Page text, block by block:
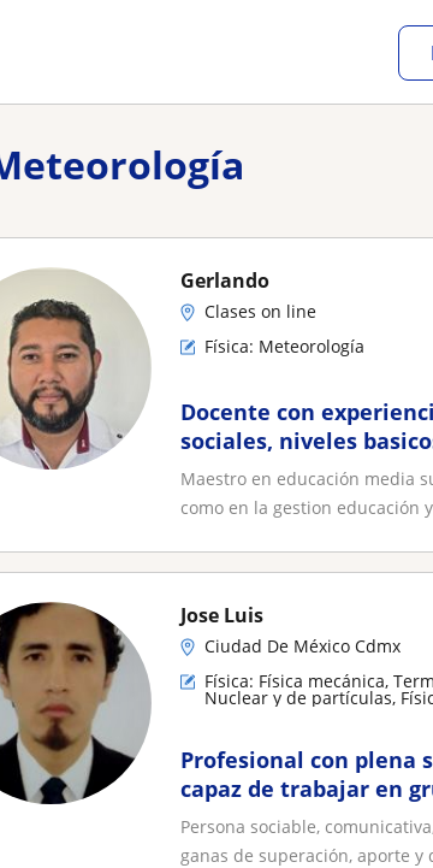
Gerlando
Clases on line
Física: Meteorología
Docente con
sociales, niveles
Maestro en educación media
como en la gestion educación
Jose Luis
Ciudad De México Cdmx
Física: Física mecánica,
Nuclear y de partículas,
Meteorología, Física básica,
Profesional con plena
capaz de trabajar en
resultados y logros
Persona sociable,
ganas de superación, aporte y